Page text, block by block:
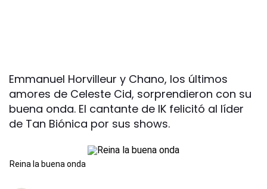
Emmanuel Horvilleur y Chano, los últimos
amores de Celeste Cid, sorprendieron con su
buena onda. El cantante de IK felicitó al líder
de Tan Biónica por sus shows.
Reina la buena onda